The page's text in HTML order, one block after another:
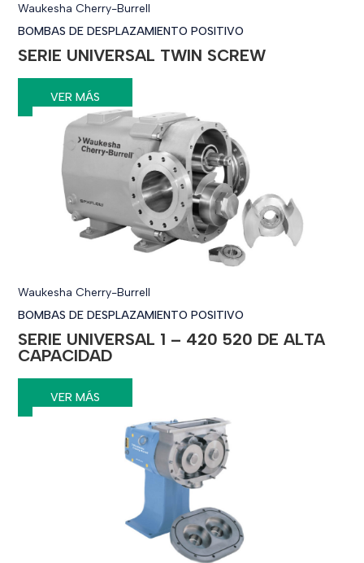
Waukesha Cherry-Burrell
BOMBAS DE DESPLAZAMIENTO POSITIVO
SERIE UNIVERSAL TWIN SCREW
VER MÁS
Waukesha Cherry-Burrell
BOMBAS DE DESPLAZAMIENTO POSITIVO
SERIE UNIVERSAL 1 – 420 520 DE ALTA
CAPACIDAD
VER MÁS